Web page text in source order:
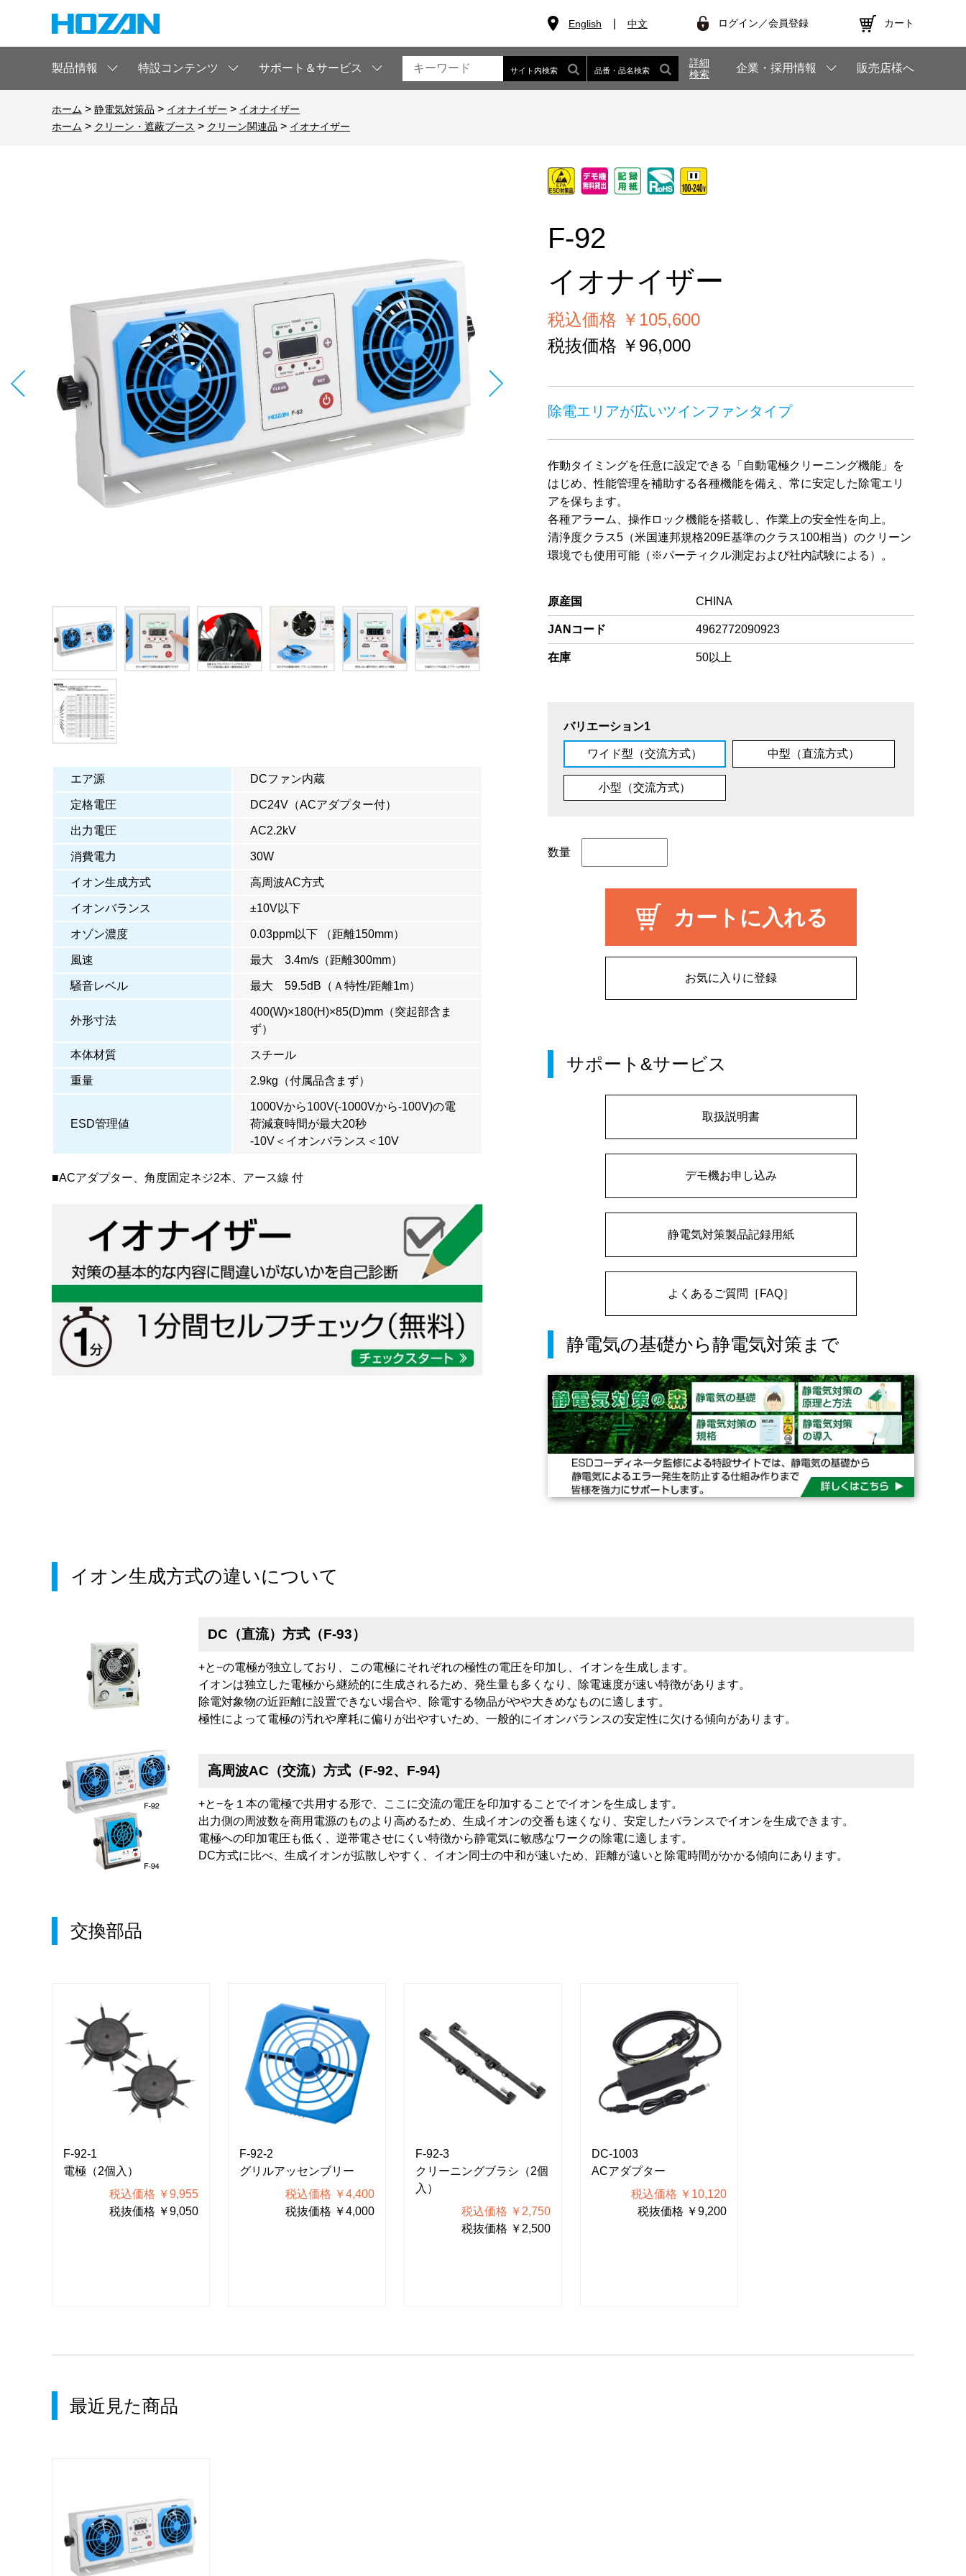
English 中文 ログイン／会員登録 カート
製品情報 特設コンテンツ サポート＆サービス サイト内検索 品番・品名検索
詳細
検索
企業・採用情報 販売店様へ
ホーム > 静電気対策品 > イオナイザー > イオナイザー
ホーム > クリーン・遮蔽ブース > クリーン関連品 > イオナイザー
エア源 DCファン内蔵
定格電圧 DC24V（ACアダプター付）
出力電圧 AC2.2kV
消費電力 30W
イオン生成方式 高周波AC方式
イオンバランス ±10V以下
オゾン濃度 0.03ppm以下 （距離150mm）
風速 最大 3.4m/s（距離300mm）
騒音レベル 最大 59.5dB（Ａ特性/距離1m）
外形寸法
400(W)×180(H)×85(D)mm（突起部含ま
ず）
本体材質 スチール
重量 2.9kg（付属品含まず）
ESD管理値
1000Vから100V(-1000Vから-100V)の電
荷減衰時間が最大20秒
-10V＜イオンバランス＜10V
■ACアダプター、角度固定ネジ2本、アース線 付
F-92
イオナイザー
税込価格 ￥105,600
税抜価格 ￥96,000
除電エリアが広いツインファンタイプ
作動タイミングを任意に設定できる「自動電極クリーニング機能」を
はじめ、性能管理を補助する各種機能を備え、常に安定した除電エリ
アを保ちます。
各種アラーム、操作ロック機能を搭載し、作業上の安全性を向上。
清浄度クラス5（米国連邦規格209E基準のクラス100相当）のクリーン
環境でも使用可能（※パーティクル測定および社内試験による）。
原産国 CHINA
JANコード 4962772090923
在庫 50以上
バリエーション1
ワイド型（交流方式） 中型（直流方式）
小型（交流方式）
数量
カートに入れる
お気に入りに登録
サポート&サービス
取扱説明書
デモ機お申し込み
静電気対策製品記録用紙
よくあるご質問［FAQ］
静電気の基礎から静電気対策まで
イオン生成方式の違いについて
DC（直流）方式（F-93）
+と−の電極が独立しており、この電極にそれぞれの極性の電圧を印加し、イオンを生成します。
イオンは独立した電極から継続的に生成されるため、発生量も多くなり、除電速度が速い特徴があります。
除電対象物の近距離に設置できない場合や、除電する物品がやや大きめなものに適します。
極性によって電極の汚れや摩耗に偏りが出やすいため、一般的にイオンバランスの安定性に欠ける傾向があります。
高周波AC（交流）方式（F-92、 F-94)
+と−を１本の電極で共用する形で、ここに交流の電圧を印加することでイオンを生成します。
出力側の周波数を商用電源のものより高めるため、生成イオンの交番も速くなり、安定したバランスでイオンを生成できます。
電極への印加電圧も低く、逆帯電させにくい特徴から静電気に敏感なワークの除電に適します。
DC方式に比べ、生成イオンが拡散しやすく、イオン同士の中和が速いため、距離が遠いと除電時間がかかる傾向にあります。
交換部品
F-92-1
電極（2個入）
税込価格 ￥9,955
税抜価格 ￥9,050
F-92-2
グリルアッセンブリー
税込価格 ￥4,400
税抜価格 ￥4,000
F-92-3
クリーニングブラシ（2個
入）
税込価格 ￥2,750
税抜価格 ￥2,500
DC-1003
ACアダプター
税込価格 ￥10,120
税抜価格 ￥9,200
最近見た商品